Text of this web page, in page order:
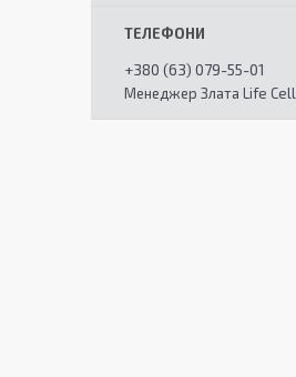
+380 (63) 079-55-01
Менеджер Злата Life Cell